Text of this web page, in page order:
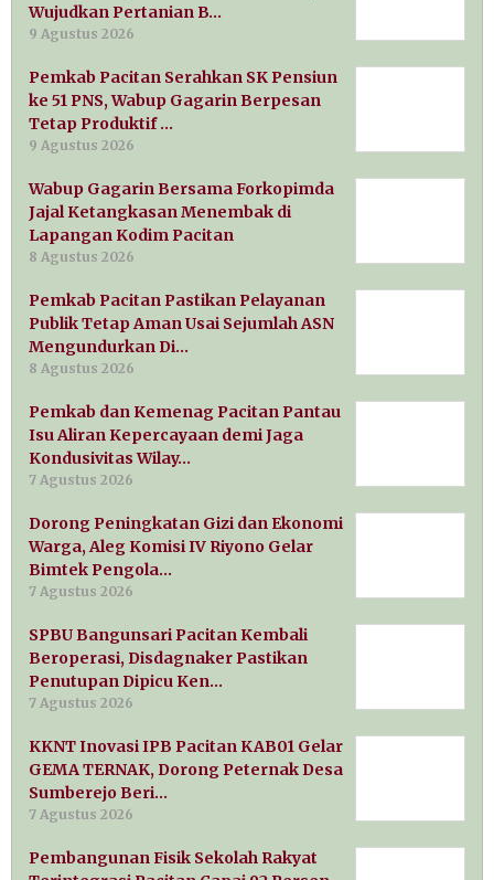
Wujudkan Pertanian B…
9 Agustus 2026
Pemkab Pacitan Serahkan SK Pensiun
ke 51 PNS, Wabup Gagarin Berpesan
Tetap Produktif …
9 Agustus 2026
Wabup Gagarin Bersama Forkopimda
Jajal Ketangkasan Menembak di
Lapangan Kodim Pacitan
8 Agustus 2026
Pemkab Pacitan Pastikan Pelayanan
Publik Tetap Aman Usai Sejumlah ASN
Mengundurkan Di…
8 Agustus 2026
Pemkab dan Kemenag Pacitan Pantau
Isu Aliran Kepercayaan demi Jaga
Kondusivitas Wilay…
7 Agustus 2026
Dorong Peningkatan Gizi dan Ekonomi
Warga, Aleg Komisi IV Riyono Gelar
Bimtek Pengola…
7 Agustus 2026
SPBU Bangunsari Pacitan Kembali
Beroperasi, Disdagnaker Pastikan
Penutupan Dipicu Ken…
7 Agustus 2026
KKNT Inovasi IPB Pacitan KAB01 Gelar
GEMA TERNAK, Dorong Peternak Desa
Sumberejo Beri…
7 Agustus 2026
Pembangunan Fisik Sekolah Rakyat